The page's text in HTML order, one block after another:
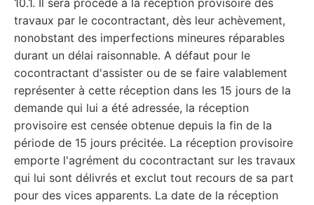
10.1. Il sera procédé à la réception provisoire des
travaux par le cocontractant, dès leur achèvement,
nonobstant des imperfections mineures réparables
durant un délai raisonnable. A défaut pour le
cocontractant d'assister ou de se faire valablement
représenter à cette réception dans les 15 jours de la
demande qui lui a été adressée, la réception
provisoire est censée obtenue depuis la fin de la
période de 15 jours précitée. La réception provisoire
emporte l'agrément du cocontractant sur les travaux
qui lui sont délivrés et exclut tout recours de sa part
pour des vices apparents. La date de la réception